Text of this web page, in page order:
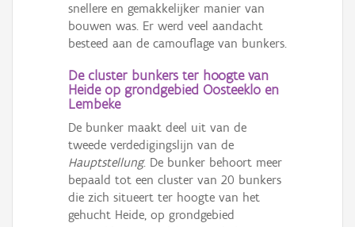
snellere en gemakkelijker manier van
bouwen was. Er werd veel aandacht
besteed aan de camouflage van bunkers.
De cluster bunkers ter hoogte van
Heide op grondgebied Oosteeklo en
Lembeke
De bunker maakt deel uit van de
tweede verdedigingslijn van de
Hauptstellung. De bunker behoort meer
bepaald tot een cluster van 20 bunkers
die zich situeert ter hoogte van het
gehucht Heide, op grondgebied